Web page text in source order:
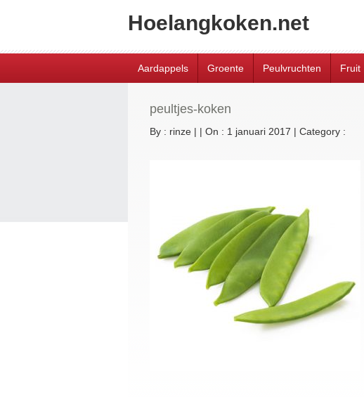
Hoelangkoken.net
Aardappels Groente Peulvruchten Fruit
peultjes-koken
By : rinze | | On : 1 januari 2017 | Category :